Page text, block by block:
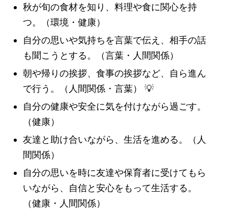
秋が旬の食材を知り、料理や食に関心を持
つ。（環境・健康）
自分の思いや気持ちを言葉で伝え、相手の話
も聞こうとする。（言葉・人間関係）
朝や帰りの挨拶、食事の挨拶など、自ら進ん
で行う。（人間関係・言葉） 💡
自分の健康や安全に気を付けながら過ごす。
（健康）
友達と助け合いながら、生活を進める。（人
間関係）
自分の思いを時に友達や保育者に受けてもら
いながら、自信と安心をもって生活する。
（健康・人間関係）